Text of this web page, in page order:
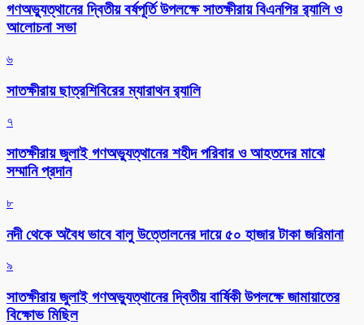
গণঅভ্যুত্থানের দ্বিতীয় বর্ষপূর্তি উপলক্ষে সাতক্ষীরায় বিএনপির র‌্যালি ও
আলোচনা সভা
৬
সাতক্ষীরায় ছাত্রশিবিরের ম্যারাথন র‌্যালি
৭
সাতক্ষীরায় জুলাই গণঅভ্যুত্থানের শহীদ পরিবার ও আহতদের মাঝে
সম্মানি প্রদান
৮
নদী থেকে অবৈধ ভাবে বালু উত্তোলনের দায়ে ৫০ হাজার টাকা জরিমানা
৯
সাতক্ষীরায় জুলাই গণঅভ্যুত্থানের দ্বিতীয় বার্ষিকী উপলক্ষে জামায়াতের
বিক্ষোভ মিছিল